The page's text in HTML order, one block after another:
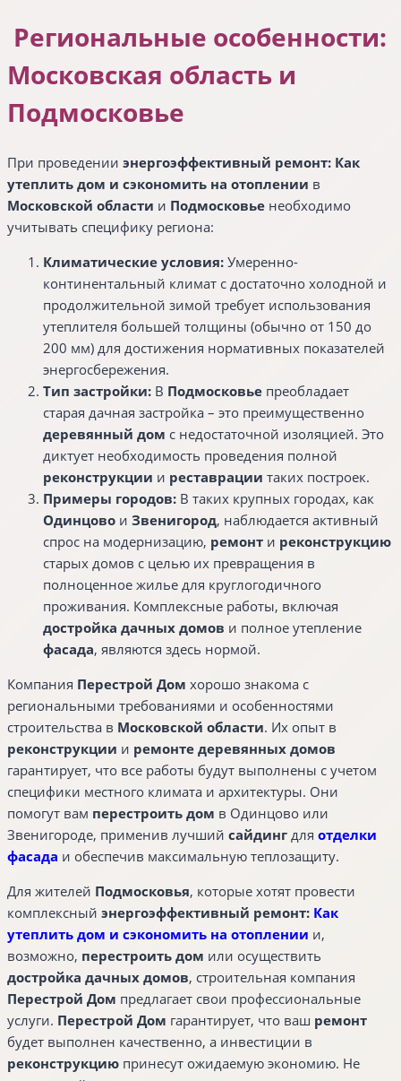
Региональные особенности:
Московская область и
Подмосковье
При проведении энергоэффективный ремонт: Как
утеплить дом и сэкономить на отоплении в
Московской области и Подмосковье необходимо
учитывать специфику региона:
Климатические условия: Умеренно-
континентальный климат с достаточно холодной и
продолжительной зимой требует использования
утеплителя большей толщины (обычно от 150 до
200 мм) для достижения нормативных показателей
энергосбережения.
Тип застройки: В Подмосковье преобладает
старая дачная застройка – это преимущественно
деревянный дом с недостаточной изоляцией. Это
диктует необходимость проведения полной
реконструкции и реставрации таких построек.
Примеры городов: В таких крупных городах, как
Одинцово и Звенигород, наблюдается активный
спрос на модернизацию, ремонт и реконструкцию
старых домов с целью их превращения в
полноценное жилье для круглогодичного
проживания. Комплексные работы, включая
достройка дачных домов и полное утепление
фасада, являются здесь нормой.
Компания Перестрой Дом хорошо знакома с
региональными требованиями и особенностями
строительства в Московской области. Их опыт в
реконструкции и ремонте деревянных домов
гарантирует, что все работы будут выполнены с учетом
специфики местного климата и архитектуры. Они
помогут вам перестроить дом в Одинцово или
Звенигороде, применив лучший сайдинг для отделки
фасада и обеспечив максимальную теплозащиту.
Для жителей Подмосковья, которые хотят провести
комплексный энергоэффективный ремонт: Как
утеплить дом и сэкономить на отоплении и,
возможно, перестроить дом или осуществить
достройка дачных домов, строительная компания
Перестрой Дом предлагает свои профессиональные
услуги. Перестрой Дом гарантирует, что ваш ремонт
будет выполнен качественно, а инвестиции в
реконструкцию принесут ожидаемую экономию. Не